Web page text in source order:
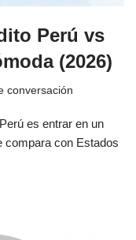
Perú vs
(2026)
conversación
es entrar en un
compara con Estados